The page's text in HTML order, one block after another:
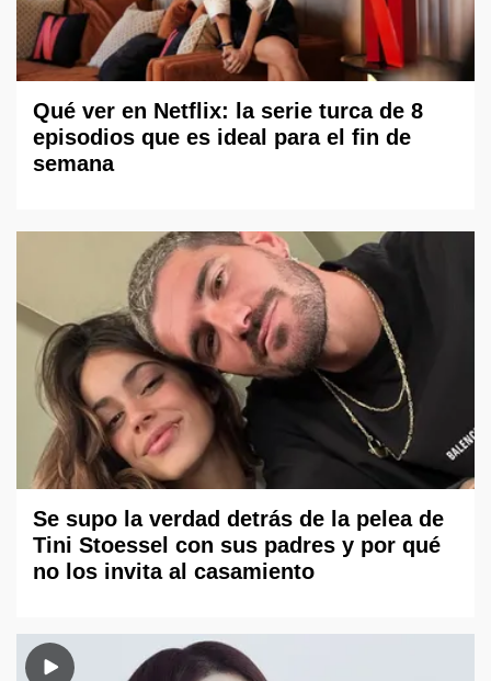
Qué ver en Netflix: la serie turca de 8
episodios que es ideal para el fin de
semana
Se supo la verdad detrás de la pelea de
Tini Stoessel con sus padres y por qué
no los invita al casamiento